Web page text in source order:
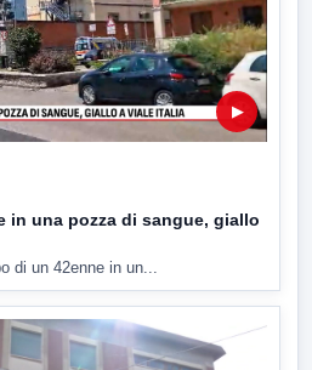
▶
in una pozza di sangue, giallo
di un 42enne in un...